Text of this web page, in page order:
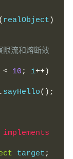
( realObject )
流和熔断效
< 10 ; i++)
. sayHello();
implements
target ;